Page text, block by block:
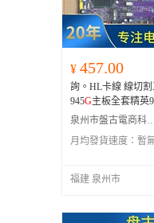
¥ 457.00
詢。HL卡線 線切
945G主板全套精英
泉州市盤古電商
月均發貨速度： 暫
福建 泉州市